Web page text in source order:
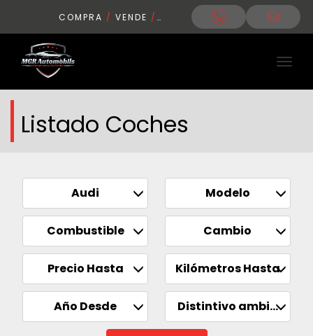
COMPRA / VENDE / CONDUCE
Listado Coches
Audi Modelo
Combustible Cambio
Precio Hasta Kilómetros Hasta
Año Desde Distintivo ambiental